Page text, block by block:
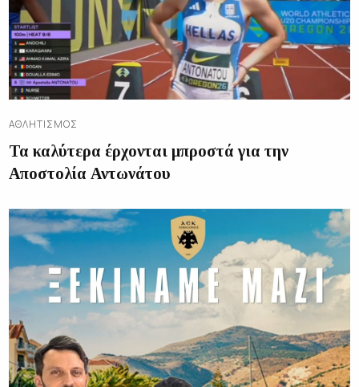
ΑΘΛΗΤΙΣΜΌΣ
Τα καλύτερα έρχονται μπροστά για την
Αποστολία Αντωνάτου